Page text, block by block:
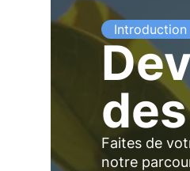
Introduction
Faites de
notre